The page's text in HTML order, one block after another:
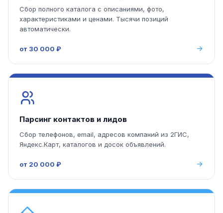
Сбор полного каталога с описаниями, фото,
характеристиками и ценами. Тысячи позиций
автоматически.
от 30 000 ₽
Парсинг контактов и лидов
Сбор телефонов, email, адресов компаний из 2ГИС,
Яндекс.Карт, каталогов и досок объявлений.
от 20 000 ₽